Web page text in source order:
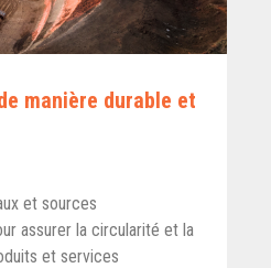
manière durable et
et sources
assurer la circularité et la
et services